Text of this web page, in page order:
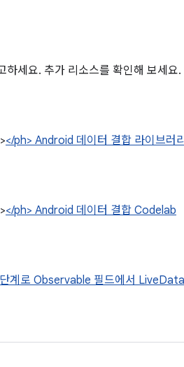
하세요. 추가 리소스를 확인해 보세요.
</ph> Android 데이터 결합 라이브러
</ph> Android 데이터 결합 Codelab
계로 Observable 필드에서 LiveData